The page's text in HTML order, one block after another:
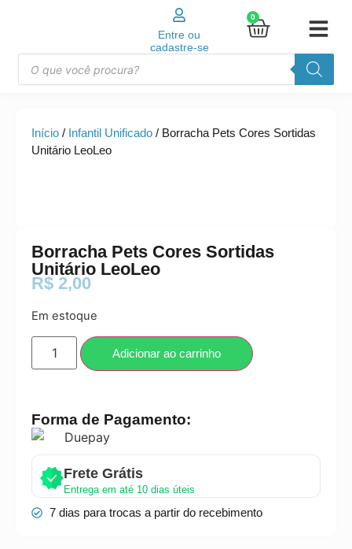
Entre ou
cadastre-se
0
Início / Infantil Unificado / Borracha Pets Cores Sortidas
Unitário LeoLeo
Borracha Pets Cores Sortidas
Unitário LeoLeo
R$ 2,00
Em estoque
Adicionar ao carrinho
Forma de Pagamento:
Frete Grátis
Entrega em até 10 dias úteis
7 dias para trocas a partir do recebimento